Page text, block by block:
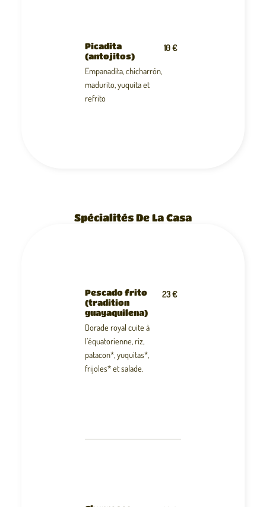
Picadita
(antojitos)
Empanadita, chicharrón,
madurito, yuquita et
refrito
10 €
Spécialités De La Casa
Pescado frito
(tradition
guayaquilena)
Dorade royal cuite à
l’équatorienne, riz,
patacon*, yuquitas*,
frijoles* et salade.
23 €